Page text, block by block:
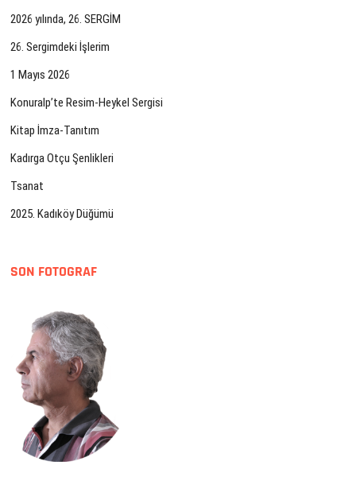
2026 yılında, 26. SERGİM
26. Sergimdeki İşlerim
1 Mayıs 2026
Konuralp’te Resim-Heykel Sergisi
Kitap İmza-Tanıtım
Kadırga Otçu Şenlikleri
Tsanat
2025. Kadıköy Düğümü
SON FOTOGRAF